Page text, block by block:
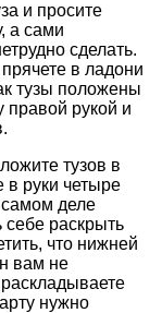
и просите
а сами
сделать.
в ладони
тузы положены
правой рукой и
тузов в
в руки четыре
деле
себе раскрыть
что нижней
вам не
нужно